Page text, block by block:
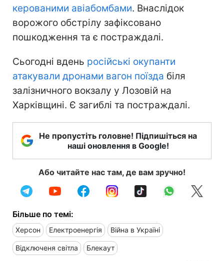
керованими авіабомбами. Внаслідок
ворожого обстрілу зафіксовано
пошкодження та є постраждалі.
Сьогодні вдень російські окупанти
атакували дронами вагон поїзда біля
залізничного вокзалу у Лозовій на
Харківщині. Є загиблі та постраждалі.
Не пропустіть головне! Підпишіться на
наші оновлення в Google!
Або читайте нас там, де вам зручно!
Більше по темі:
Херсон Електроенергія Війна в Україні
Відключеня світла Блекаут